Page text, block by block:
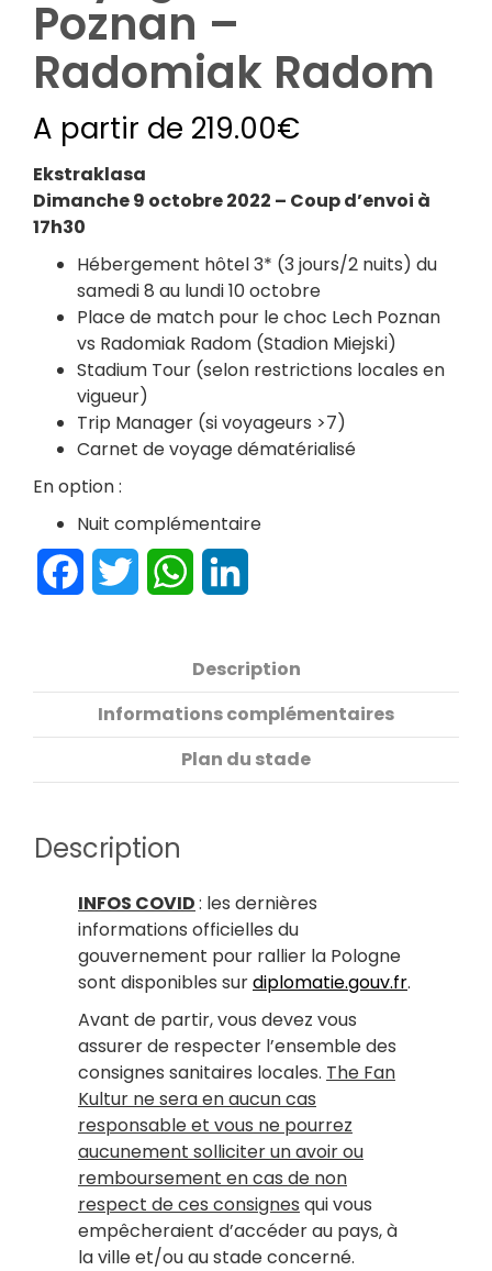
Poznan –
Radomiak Radom
A partir de 219.00€
Ekstraklasa
Dimanche 9 octobre 2022 – Coup d’envoi à
17h30
Hébergement hôtel 3* (3 jours/2 nuits) du
samedi 8 au lundi 10 octobre
Place de match pour le choc Lech Poznan
vs Radomiak Radom (Stadion Miejski)
Stadium Tour (selon restrictions locales en
vigueur)
Trip Manager (si voyageurs >7)
Carnet de voyage dématérialisé
En option :
Nuit complémentaire
FacebookTwitter WhatsApp
Description
Informations complémentaires
Plan du stade
Description
INFOS COVID: les dernières
informations officielles du
gouvernement pour rallier la Pologne
sont disponibles surdiplomatie.gouv.fr.
Avant de partir, vous devez vous
assurer de respecter l’ensemble des
consignes sanitaires locales. The Fan
Kultur ne sera en aucun cas
responsable et vous ne pourrez
aucunement solliciter un avoir ou
remboursement en cas de non
respect de ces consignes qui vous
empêcheraient d’accéder au pays, à
la ville et/ou au stade concerné.